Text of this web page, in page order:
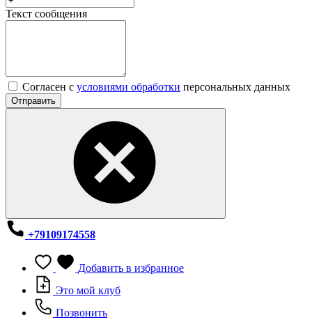
Текст сообщения
Согласен с условиями обработки персональных данных
Отправить
+79109174558
Добавить в избранное
Это мой клуб
Позвонить